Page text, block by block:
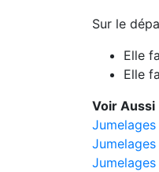
Sur le
Elle
Elle
Voir Aussi